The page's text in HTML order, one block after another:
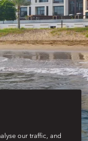
our traffic, and